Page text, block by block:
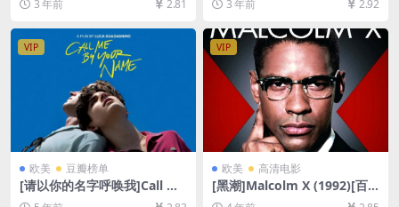
80P超清未删减][MP4/7GB]
[中英字幕]
3 年前 2.81
[网盘在线播放/下载][MP4/8.
9GB][中文字幕]
3 年前 2.92
VIP
欧美 豆瓣榜单
[请以你的名字呼唤我]Call Me
by Your Name (2017)[百度
VIP
欧美 高清电影
[黑潮]Malcolm X (1992)[百
度网盘+迅雷云盘资源1080P